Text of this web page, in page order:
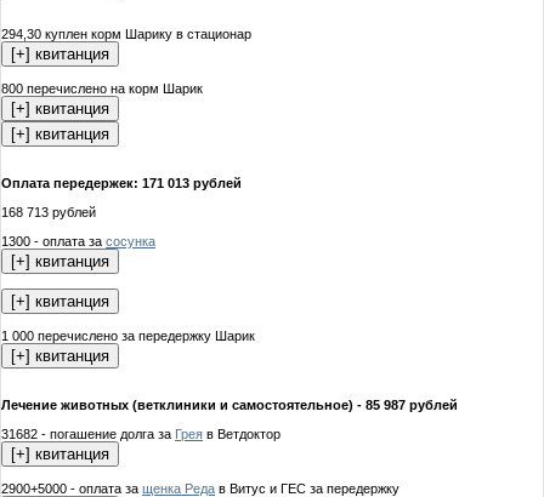
294,30 куплен корм Шарику в стационар
800 перечислено на корм Шарик
Оплата передержек: 171 013 рублей
168 713 рублей
1300 - оплата за сосунка
1 000 перечислено за передержку Шарик
Лечение животных (ветклиники и самостоятельное) - 85 987 рублей
31682 - погашение долга за Грея в Ветдоктор
2900+5000 - оплата за щенка Реда в Витус и ГЕС за передержку